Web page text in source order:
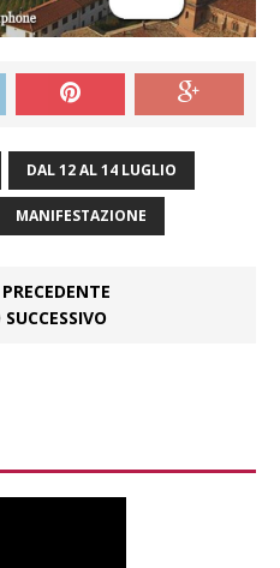
DAL 12 AL 14 LUGLIO
MANIFESTAZIONE